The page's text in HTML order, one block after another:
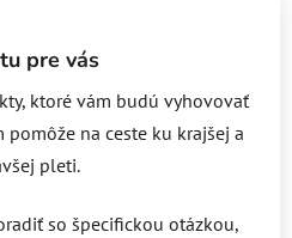
pre vás
ktoré vám budú vyhovovať
na ceste ku krajšej a
pleti.
so špecifickou otázkou,